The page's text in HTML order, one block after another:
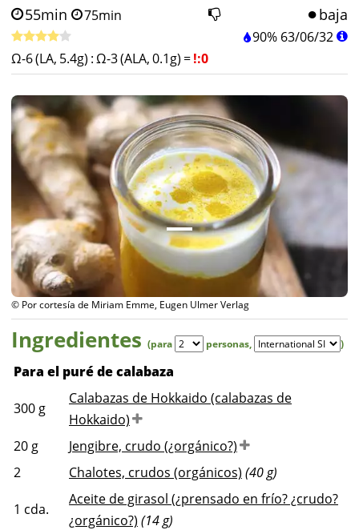
55min 75min baja
90% 63/06/32
Ω-6 (LA, 5.4g) :Ω-3 (ALA, 0.1g) =!:0
© Por cortesía de Miriam Emme, Eugen Ulmer Verlag
Ingredientes (para personas, )
Para el puré de calabaza
300 g
Calabazas de Hokkaido (calabazas de
Hokkaido)
20 g
Jengibre, crudo (¿orgánico?)
2
Chalotes, crudos (orgánicos) (40 g)
1 cda.
Aceite de girasol (¿prensado en frío? ¿crudo?
¿orgánico?) (14 g)